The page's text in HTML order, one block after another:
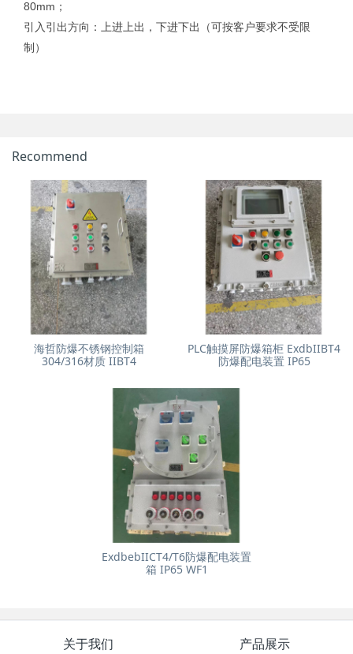
80mm；
引入引出方向：上进上出，下进下出（可按客户要求不受限
制）
Recommend
海哲防爆不锈钢控制箱
304/316材质 IIBT4
PLC触摸屏防爆箱柜 ExdbIIBT4
防爆配电装置 IP65
ExdbebIICT4/T6防爆配电装置
箱 IP65 WF1
关于我们 产品展示